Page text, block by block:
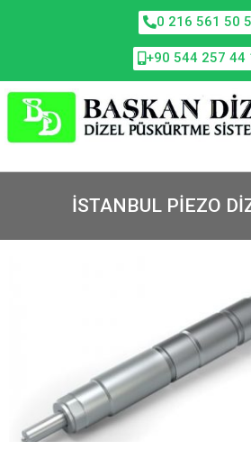
0 216 561 50
+90 544 257 44
ISTANBUL PIEZO